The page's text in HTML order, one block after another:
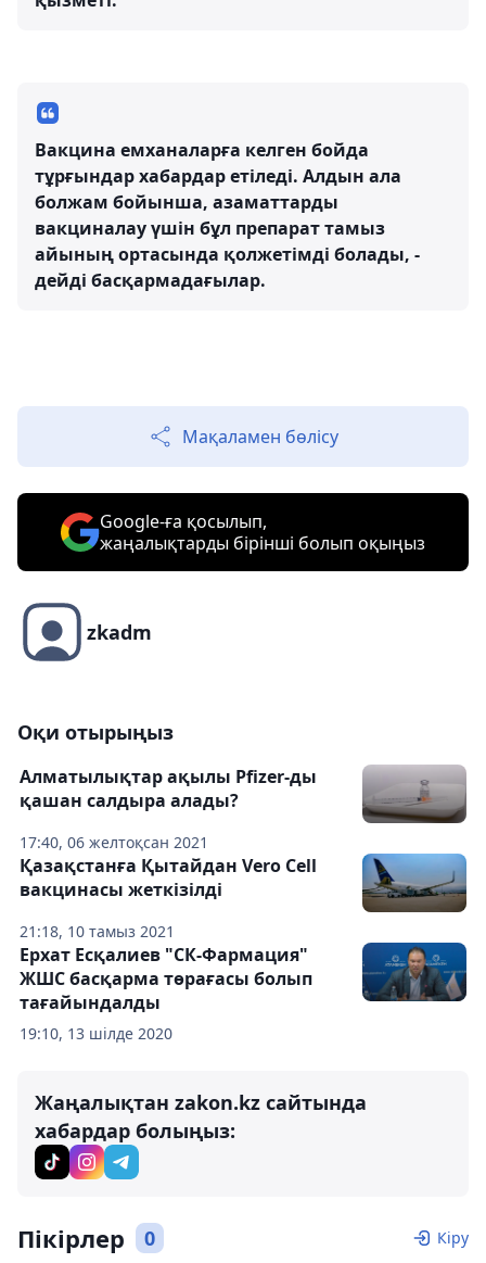
Вакцина емханаларға келген бойда
тұрғындар хабардар етіледі. Алдын ала
болжам бойынша, азаматтарды
вакциналау үшін бұл препарат тамыз
айының ортасында қолжетімді болады, -
дейді басқармадағылар.
Мақаламен бөлісу
Google-ға қосылып,
жаңалықтарды бірінші болып оқыңыз
zkadm
Оқи отырыңыз
17:40, 06 желтоқсан 2021
Алматылықтар ақылы Pfizer-ды
қашан салдыра алады?
21:18, 10 тамыз 2021
Қазақстанға Қытайдан Vero Сell
вакцинасы жеткізілді
19:10, 13 шілде 2020
Ерхат Есқалиев "СК-Фармация"
ЖШС басқарма төрағасы болып
тағайындалды
Жаңалықтан zakon.kz сайтында
хабардар болыңыз:
Пікірлер 0 Кіру